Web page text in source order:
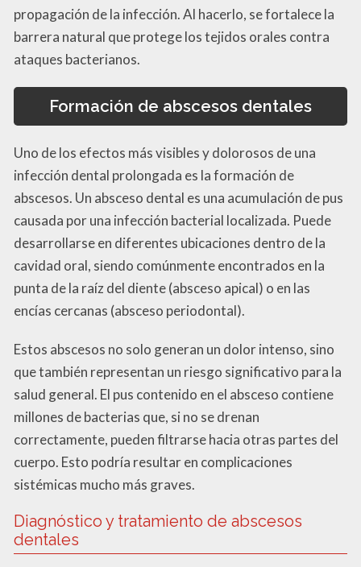
propagación de la infección. Al hacerlo, se fortalece la
barrera natural que protege los tejidos orales contra
ataques bacterianos.
Formación de abscesos dentales
Uno de los efectos más visibles y dolorosos de una
infección dental prolongada es la formación de
abscesos. Un absceso dental es una acumulación de pus
causada por una infección bacterial localizada. Puede
desarrollarse en diferentes ubicaciones dentro de la
cavidad oral, siendo comúnmente encontrados en la
punta de la raíz del diente (absceso apical) o en las
encías cercanas (absceso periodontal).
Estos abscesos no solo generan un dolor intenso, sino
que también representan un riesgo significativo para la
salud general. El pus contenido en el absceso contiene
millones de bacterias que, si no se drenan
correctamente, pueden filtrarse hacia otras partes del
cuerpo. Esto podría resultar en complicaciones
sistémicas mucho más graves.
Diagnóstico y tratamiento de abscesos
dentales